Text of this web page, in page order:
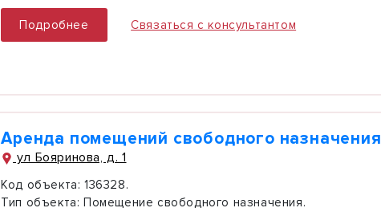
Подробнее Связаться с консультантом
Аренда помещений свободного назначения
ул Бояринова, д. 1
Код объекта: 136328.
Тип объекта: Помещение свободного назначения.